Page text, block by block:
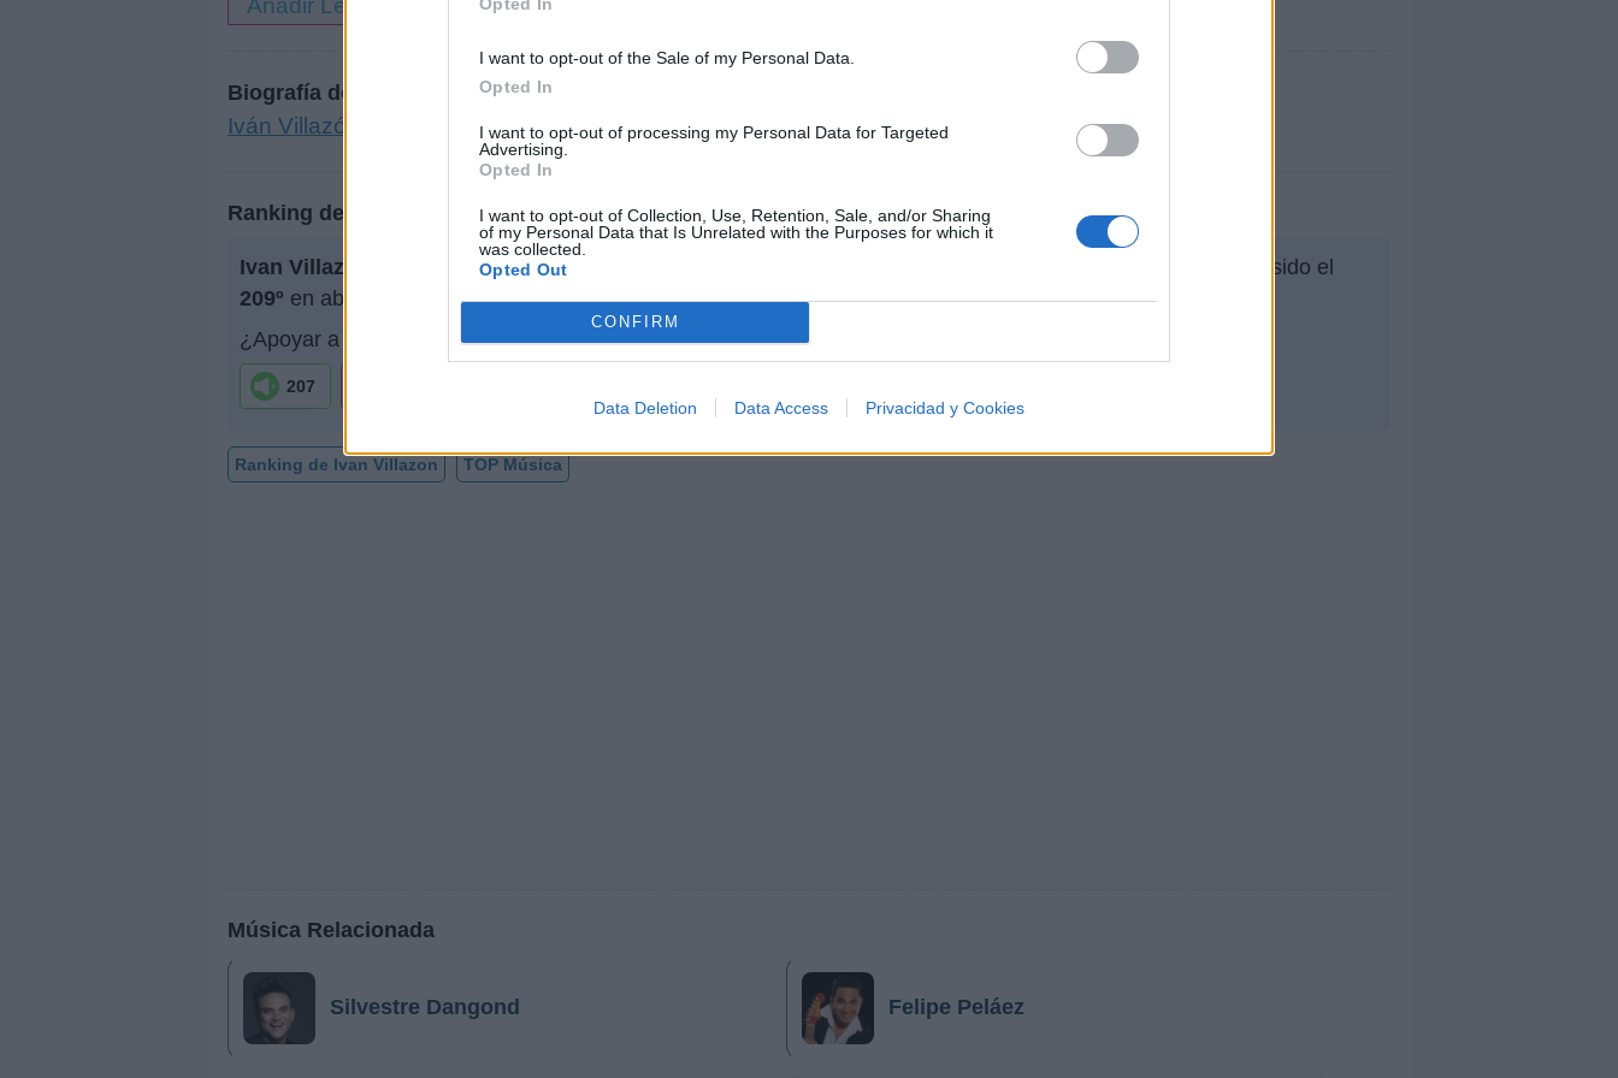
I want to opt-out of the Sale of my Personal Data.
Opted In
I want to opt-out of processing my Personal Data for Targeted
Advertising.
Opted In
I want to opt-out of Collection, Use, Retention, Sale, and/or Sharing
of my Personal Data that Is Unrelated with the Purposes for which it
was collected.
Opted Out
CONFIRM
Data Deletion Data Access Privacidad y Cookies
Biografía de Ivan Villazon
Iván Villazón: La Voz Auténtica del Vallenato
Ranking de Ivan Villazon
Ivan Villazon
no está entre los 500 artistas más apoyados y visitados de esta semana, su mejor puesto ha sido el
209º en abril de 2020.
¿Apoyar a Ivan Villazon?
207
Ranking de Ivan Villazon TOP Música
Música Relacionada
Silvestre Dangond Felipe Peláez